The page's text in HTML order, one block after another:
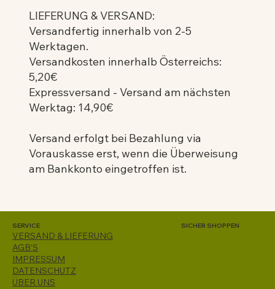
LIEFERUNG & VERSAND:
Versandfertig innerhalb von 2-5
Werktagen.
Versandkosten innerhalb Österreichs:
5,20€
Expressversand - Versand am nächsten
Werktag: 14,90€
Versand erfolgt bei Bezahlung via
Vorauskasse erst, wenn die Überweisung
am Bankkonto eingetroffen ist.
SERVICE
VERSAND & LIEFERUNG
AGB'S
IMPRESSUM
DATENSCHUTZ
ÜBER UNS
SICHER SHOPPEN